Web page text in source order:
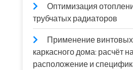
Оптимизация
трубчатых радиаторов
Применение
каркасного дома: расчёт
расположение и